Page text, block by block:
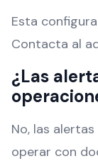
Esta
Contacta al
¿Las
No, las
operar con